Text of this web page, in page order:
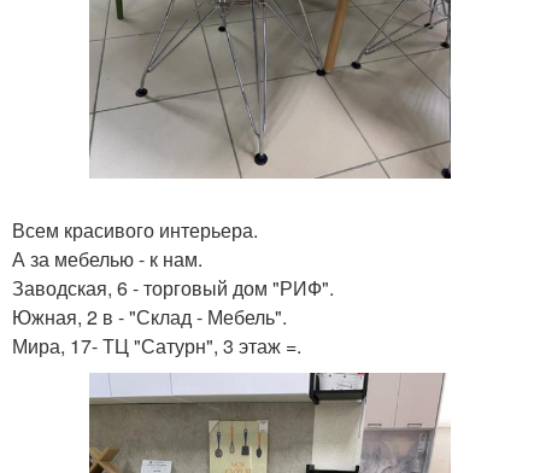
Всем красивого интерьера.
А за мебелью - к нам.
Заводская, 6 - торговый дом "РИФ".
Южная, 2 в - "Склад - Мебель".
Мира, 17- ТЦ "Сатурн", 3 этаж =.